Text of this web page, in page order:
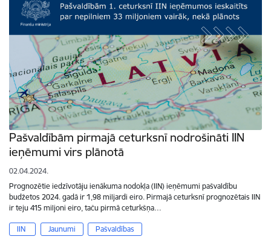
Pašvaldībām pirmajā ceturksnī nodrošināti IIN
ieņēmumi virs plānotā
02.04.2024.
Prognozētie iedzīvotāju ienākuma nodokļa (IIN) ieņēmumi pašvaldību
budžetos 2024. gadā ir 1,98 miljardi eiro. Pirmajā ceturksnī prognozētais IIN
ir teju 415 miljoni eiro, taču pirmā ceturkšņa…
IIN Jaunumi Pašvaldības